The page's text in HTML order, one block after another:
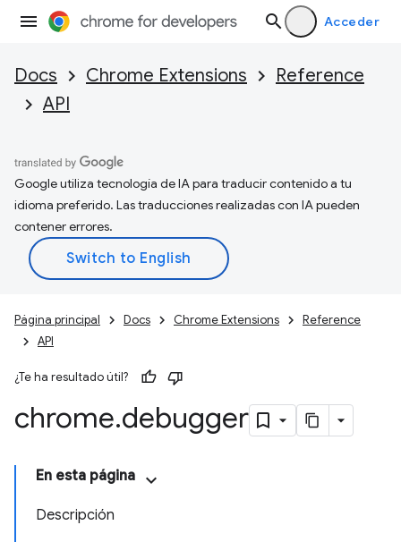
Acceder
Docs Chrome Extensions
Reference
API
Google utiliza tecnología de IA para traducir contenido a tu
idioma preferido. Las traducciones realizadas con IA pueden
contener errores.
Página principal Docs Chrome Extensions
Reference
API
¿Te ha resultado útil?
chrome.debugger
En esta página
Descripción